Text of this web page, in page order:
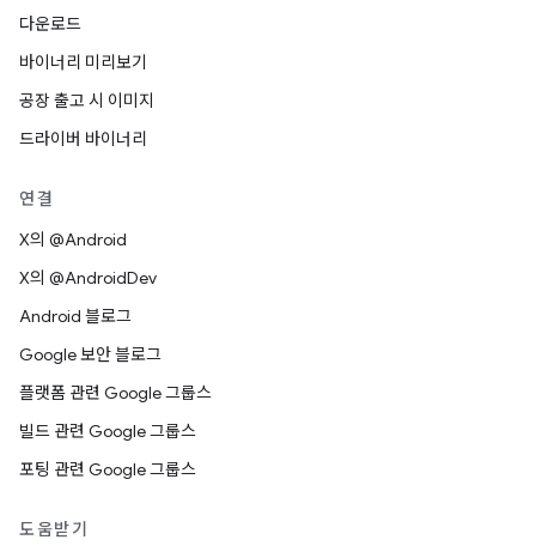
다운로드
바이너리 미리보기
공장 출고 시 이미지
드라이버 바이너리
연결
X의 @Android
X의 @AndroidDev
Android 블로그
Google 보안 블로그
플랫폼 관련 Google 그룹스
빌드 관련 Google 그룹스
포팅 관련 Google 그룹스
도움받기